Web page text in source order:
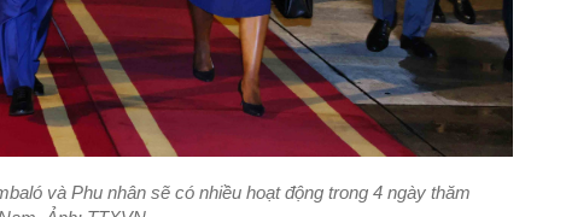
và Phu nhân sẽ có nhiều hoạt động trong 4 ngày thăm